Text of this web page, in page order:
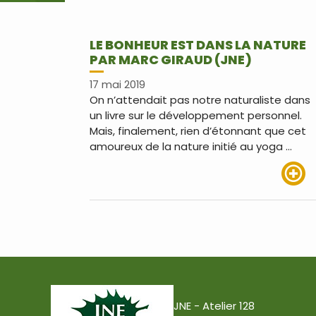
LE BONHEUR EST DANS LA NATURE
PAR MARC GIRAUD (JNE)
17 mai 2019
On n’attendait pas notre naturaliste dans
un livre sur le développement personnel.
Mais, finalement, rien d’étonnant que cet
amoureux de la nature initié au yoga …
JNE - Atelier 128